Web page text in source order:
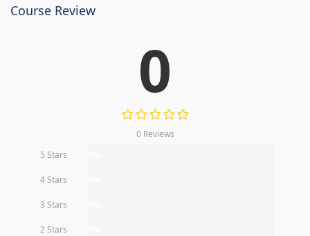
Course Review
0
0 Reviews
5 Stars
4 Stars
3 Stars
2 Stars